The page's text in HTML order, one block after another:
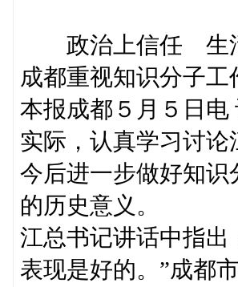
政治上信任 生
成都重视知识分子工
本报成都５月５日
实际，认真学习讨
今后进一步做好知
的历史意义。
江总书记讲话中指出
表现是好的。”成都